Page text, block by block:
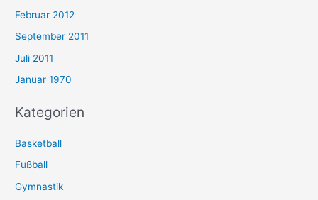
Februar 2012
September 2011
Juli 2011
Januar 1970
Kategorien
Basketball
Fußball
Gymnastik